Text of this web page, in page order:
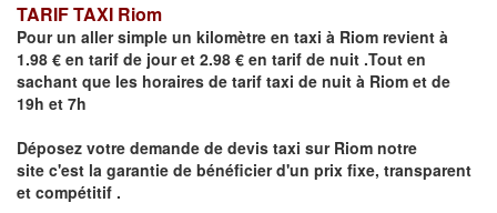
TARIF TAXI Riom
Pour un aller simple un kilomètre en taxi à Riom revient à
1.98 € en tarif de jour et 2.98 € en tarif de nuit .Tout en
sachant que les horaires de tarif taxi de nuit à Riom et de
19h et 7h
Déposez votre demande de devis taxi sur Riom notre
site c'est la garantie de bénéficier d'un prix fixe, transparent
et compétitif .